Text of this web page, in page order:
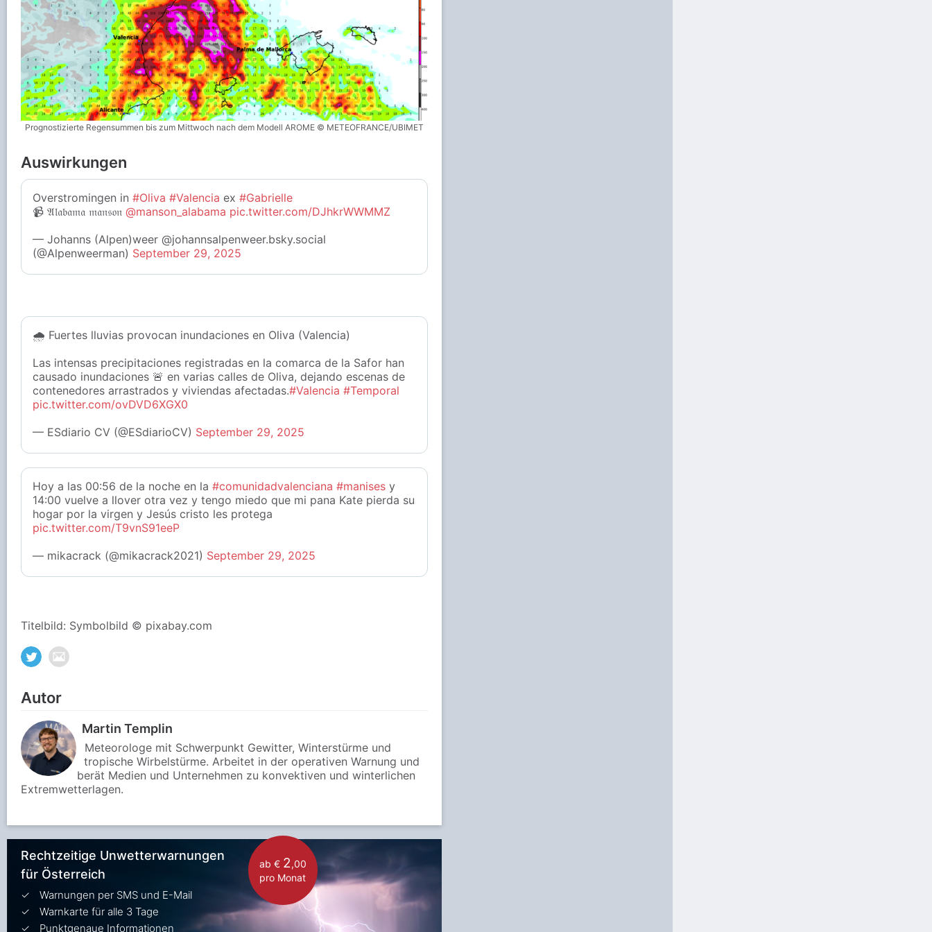
Prognostizierte Regensummen bis zum Mittwoch nach dem Modell AROME © METEOFRANCE/UBIMET
Auswirkungen
Overstromingen in #Oliva #Valencia ex #Gabrielle
📹 𝔄𝔩𝔞𝔟𝔞𝔪𝔞 𝔪𝔞𝔫𝔰𝔬𝔫 @manson_alabama pic.twitter.com/DJhkrWWMMZ
— Johanns (Alpen)weer @johannsalpenweer.bsky.social
(@Alpenweerman) September 29, 2025
🌧️ Fuertes lluvias provocan inundaciones en Oliva (Valencia)
Las intensas precipitaciones registradas en la comarca de la Safor han
causado inundaciones 🚨 en varias calles de Oliva, dejando escenas de
contenedores arrastrados y viviendas afectadas.#Valencia #Temporal
pic.twitter.com/ovDVD6XGX0
— ESdiario CV (@ESdiarioCV) September 29, 2025
Hoy a las 00:56 de la noche en la #comunidadvalenciana #manises y
14:00 vuelve a llover otra vez y tengo miedo que mi pana Kate pierda su
hogar por la virgen y Jesús cristo les protega
pic.twitter.com/T9vnS91eeP
— mikacrack (@mikacrack2021) September 29, 2025
Titelbild: Symbolbild © pixabay.com
Autor
Martin Templin
Meteorologe mit Schwerpunkt Gewitter, Winterstürme und
tropische Wirbelstürme. Arbeitet in der operativen Warnung und
berät Medien und Unternehmen zu konvektiven und winterlichen
Extremwetterlagen.
ab € 2,00
pro Monat
Rechtzeitige Unwetterwarnungen
für Österreich
Warnungen per SMS und E-Mail
Warnkarte für alle 3 Tage
Punktgenaue Informationen